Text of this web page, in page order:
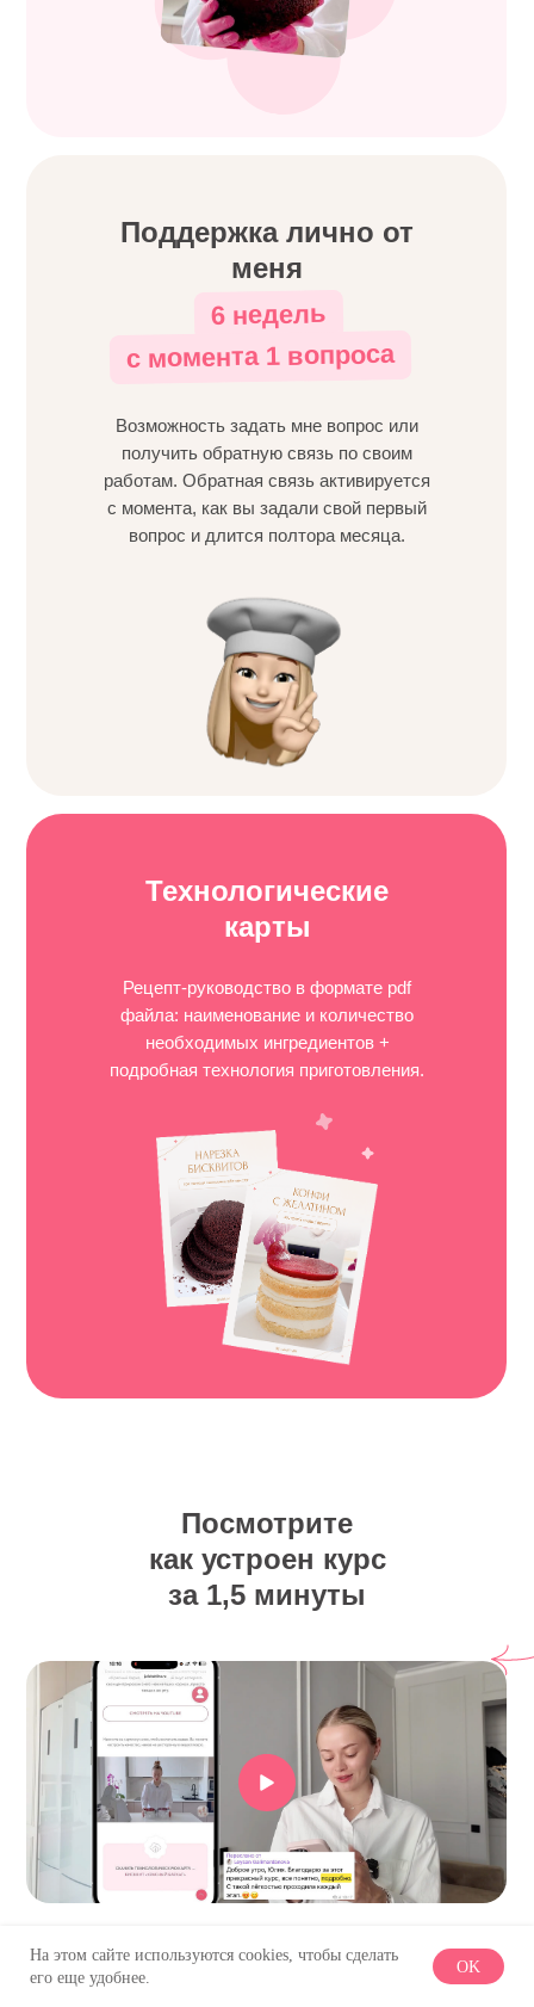
Технологические
карты
Рецепт-руководство в формате pdf
файла: наименование и количество
необходимых ингредиентов +
подробная технология приготовления.
Поддержка лично от
меня
Возможность задать мне вопрос или
получить обратную связь по своим
работам. Обратная связь активируется
с момента, как вы задали свой первый
вопрос и длится полтора месяца.
6 недель
с момента 1 вопроса
Оцените качество и подачу материала
Посмотрите
как устроен курс
за 1,5 минуты
На этом сайте используются cookies, чтобы сделать
его еще удобнее.
OK